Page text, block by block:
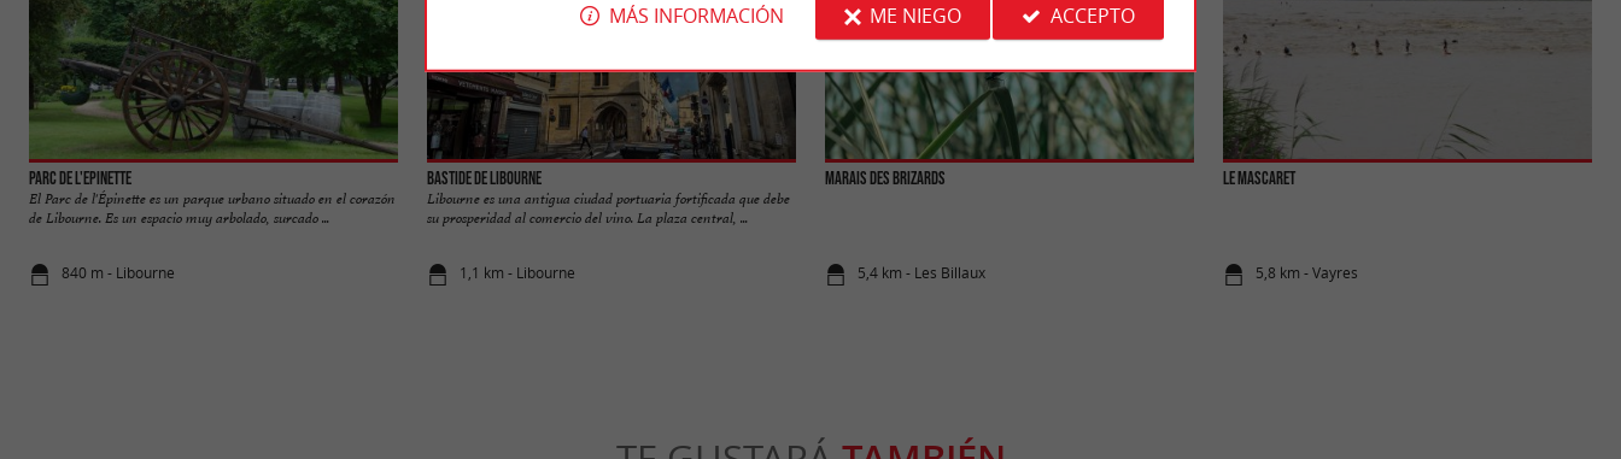
Parc de l'Epinette
El Parc de l'Épinette es un parque urbano situado en el corazón
de Libourne. Es un espacio muy arbolado, surcado ...
840 m - Libourne
Bastide de Libourne
Libourne es una antigua ciudad portuaria fortificada que debe
su prosperidad al comercio del vino. La plaza central, ...
1,1 km - Libourne
Marais des Brizards
5,4 km - Les Billaux
Le Mascaret
5,8 km - Vayres
MÁS INFORMACIÓN ME NIEGO ACCEPTO